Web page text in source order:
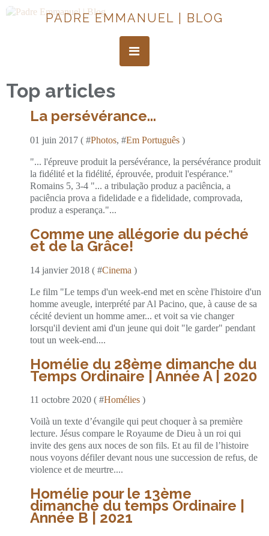
PADRE EMMANUEL | BLOG
Top articles
La persévérance...
01 juin 2017 ( #Photos, #Em Português )
"... l'épreuve produit la persévérance, la persévérance produit
la fidélité et la fidélité, éprouvée, produit l'espérance."
Romains 5, 3-4 "... a tribulação produz a paciência, a
paciência prova a fidelidade e a fidelidade, comprovada,
produz a esperança."...
Comme une allégorie du péché
et de la Grâce!
14 janvier 2018 ( #Cinema )
Le film "Le temps d'un week-end met en scène l'histoire d'un
homme aveugle, interprété par Al Pacino, que, à cause de sa
cécité devient un homme amer... et voit sa vie changer
lorsqu'il devient ami d'un jeune qui doit "le garder" pendant
tout un week-end....
Homélie du 28ème dimanche du
Temps Ordinaire | Année A | 2020
11 octobre 2020 ( #Homélies )
Voilà un texte d’évangile qui peut choquer à sa première
lecture. Jésus compare le Royaume de Dieu à un roi qui
invite des gens aux noces de son fils. Et au fil de l’histoire
nous voyons défiler devant nous une succession de refus, de
violence et de meurtre....
Homélie pour le 13ème
dimanche du temps Ordinaire |
Année B | 2021